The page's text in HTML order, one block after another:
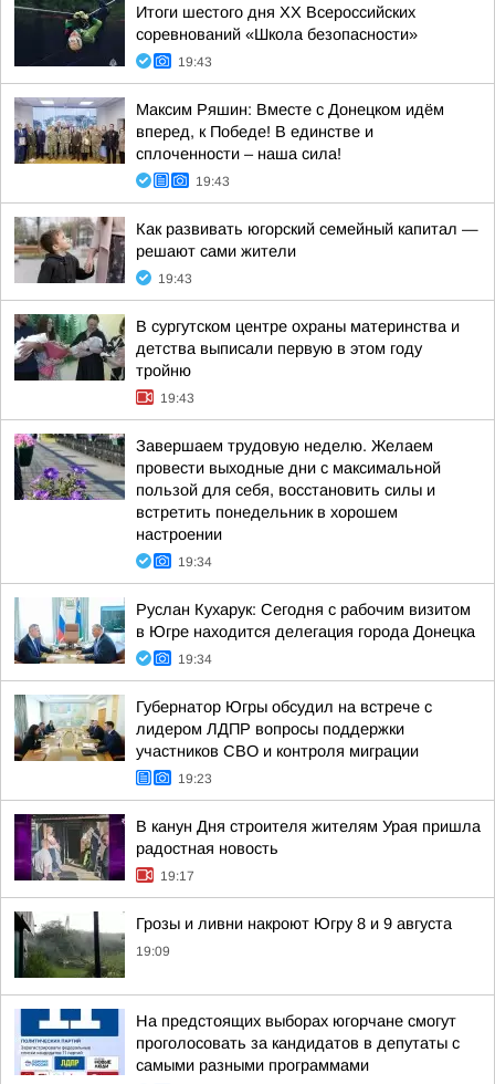
Итоги шестого дня XX Всероссийских
соревнований «Школа безопасности»
19:43
Максим Ряшин: Вместе с Донецком идём
вперед, к Победе! В единстве и
сплоченности – наша сила!
19:43
Как развивать югорский семейный капитал —
решают сами жители
19:43
В сургутском центре охраны материнства и
детства выписали первую в этом году
тройню
19:43
Завершаем трудовую неделю. Желаем
провести выходные дни с максимальной
пользой для себя, восстановить силы и
встретить понедельник в хорошем
настроении
19:34
Руслан Кухарук: Сегодня с рабочим визитом
в Югре находится делегация города Донецка
19:34
Губернатор Югры обсудил на встрече с
лидером ЛДПР вопросы поддержки
участников СВО и контроля миграции
19:23
В канун Дня строителя жителям Урая пришла
радостная новость
19:17
Грозы и ливни накроют Югру 8 и 9 августа
19:09
На предстоящих выборах югорчане смогут
проголосовать за кандидатов в депутаты с
самыми разными программами